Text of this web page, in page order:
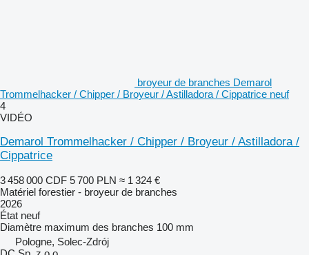
broyeur de branches Demarol
Trommelhacker / Chipper / Broyeur / Astilladora / Cippatrice neuf
4
VIDÉO
Demarol Trommelhacker / Chipper / Broyeur / Astilladora /
Cippatrice
3 458 000 CDF 5 700 PLN ≈ 1 324 €
Matériel forestier - broyeur de branches
2026
État neuf
Diamètre maximum des branches 100 mm
Pologne, Solec-Zdrój